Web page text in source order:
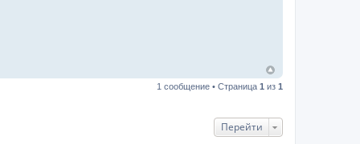
1 сообщение • Страница 1 из 1
Перейти